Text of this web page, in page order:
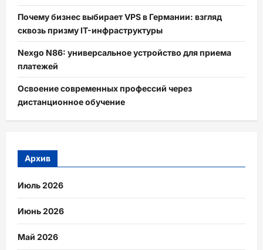
Почему бизнес выбирает VPS в Германии: взгляд
сквозь призму IT-инфраструктуры
Nexgo N86: универсальное устройство для приема
платежей
Освоение современных профессий через
дистанционное обучение
Архив
Июль 2026
Июнь 2026
Май 2026